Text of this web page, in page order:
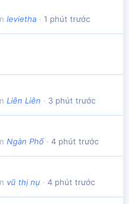
levietha 1 phút trước
Liên Liên 3 phút trước
Ngàn Phố 4 phút trước
vũ thị nụ 4 phút trước